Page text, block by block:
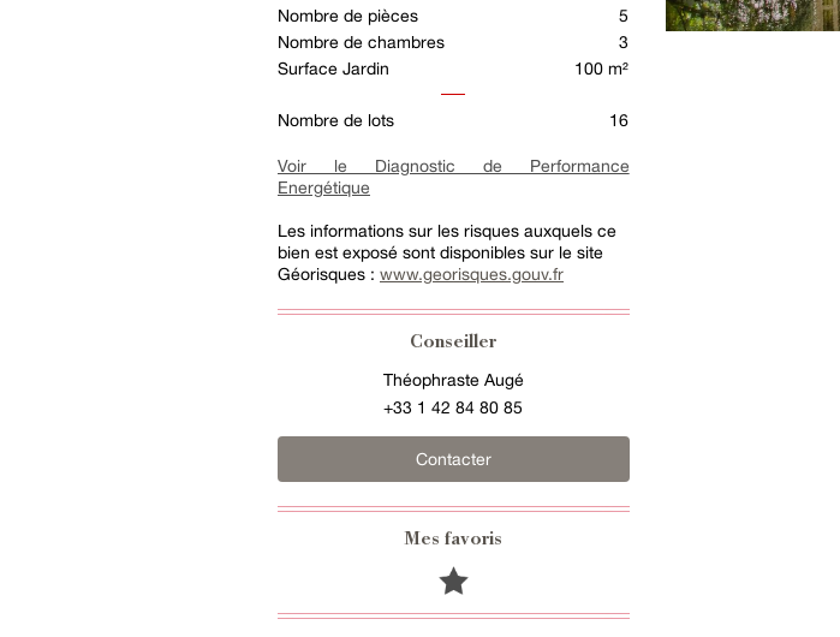
Nombre de pièces
5
Nombre de chambres
3
Surface Jardin
100 m²
Nombre de lots 16
Voir le Diagnostic de Performance
Energétique
Les informations sur les risques auxquels ce
bien est exposé sont disponibles sur le site
Géorisques : www.georisques.gouv.fr
Conseiller
Théophraste Augé
+33 1 42 84 80 85
Contacter
Mes favoris